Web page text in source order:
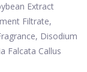
Extract
Filtrate,
Disodium
Falcata Callus